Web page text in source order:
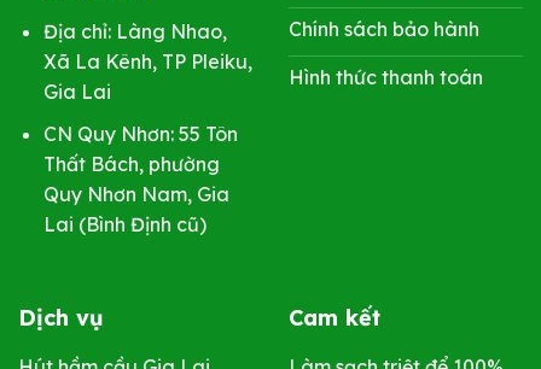
Địa chỉ: Làng Nhao,
Xã La Kênh, TP Pleiku,
Gia Lai
CN Quy Nhơn: 55 Tôn
Thất Bách, phường
Quy Nhơn Nam, Gia
Lai (Bình Định cũ)
Chính sách bảo hành
Hình thức thanh toán
Dịch vụ Cam kết